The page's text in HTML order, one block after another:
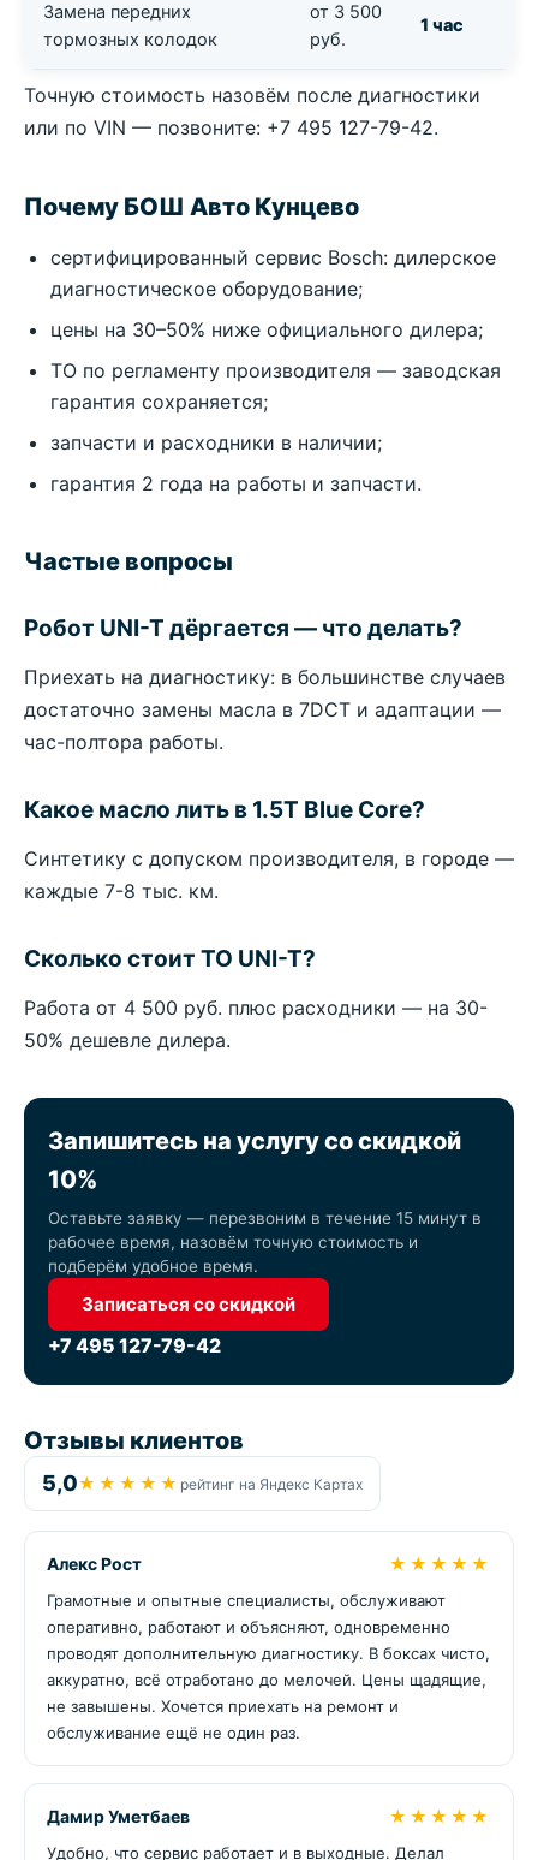
Замена передних
тормозных колодок
от 3 500
руб.
1 час
Точную стоимость назовём после диагностики
или по VIN — позвоните: +7 495 127-79-42.
Почему БОШ Авто Кунцево
сертифицированный сервис Bosch: дилерское
диагностическое оборудование;
цены на 30–50% ниже официального дилера;
ТО по регламенту производителя — заводская
гарантия сохраняется;
запчасти и расходники в наличии;
гарантия 2 года на работы и запчасти.
Частые вопросы
Робот UNI-T дёргается — что делать?
Приехать на диагностику: в большинстве случаев
достаточно замены масла в 7DCT и адаптации —
час-полтора работы.
Какое масло лить в 1.5T Blue Core?
Синтетику с допуском производителя, в городе —
каждые 7-8 тыс. км.
Сколько стоит ТО UNI-T?
Работа от 4 500 руб. плюс расходники — на 30-
50% дешевле дилера.
Запишитесь на услугу со скидкой
10%
Оставьте заявку — перезвоним в течение 15 минут в
рабочее время, назовём точную стоимость и
подберём удобное время.
Записаться со скидкой
+7 495 127-79-42
Отзывы клиентов
5,0★★★★★ рейтинг на Яндекс Картах
Алекс Рост ★★★★★
Грамотные и опытные специалисты, обслуживают
оперативно, работают и объясняют, одновременно
проводят дополнительную диагностику. В боксах чисто,
аккуратно, всё отработано до мелочей. Цены щадящие,
не завышены. Хочется приехать на ремонт и
обслуживание ещё не один раз.
Дамир Уметбаев ★★★★★
Удобно, что сервис работает и в выходные. Делал